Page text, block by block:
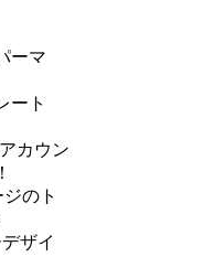
ーマ
ート
カウン
のト
ザイ